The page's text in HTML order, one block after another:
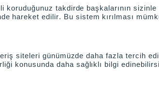
takdirde başkalarının sizinle
hareket edilir. Bu sistem kırılması
siteleri günümüzde daha fazla tercih
konusunda daha sağlıklı bilgi